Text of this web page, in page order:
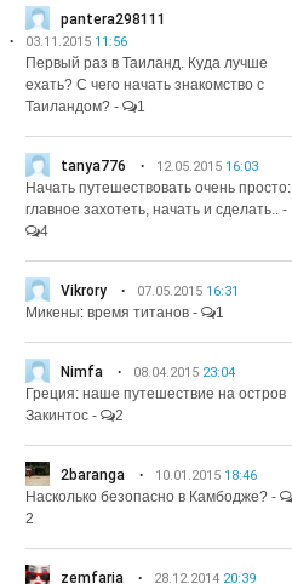
pantera298111
03.11.2015 11:56
Первый раз в Таиланд. Куда лучше
ехать? С чего начать знакомство с
Таиландом? - 1
tanya776 12.05.2015 16:03
Начать путешествовать очень просто:
главное захотеть, начать и сделать.. -
4
Vikrory 07.05.2015 16:31
Микены: время титанов - 1
Nimfa 08.04.2015 23:04
Греция: наше путешествие на остров
Закинтос - 2
2baranga 10.01.2015 18:46
Насколько безопасно в Камбодже? -
2
zemfaria 28.12.2014 20:39